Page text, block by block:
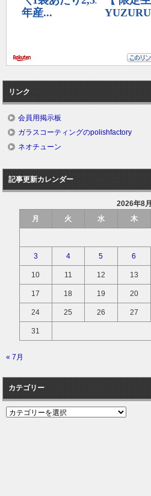
リンク
会員用掲示板
ガラスコーティングのpolishfactory
ネオチューン
記事更新カレンダー
2026年8月
月
火 水 木
3 4 5 6
10 11 12 13
17 18 19 20
24 25 26 27
31
« 7月
カテゴリー
カ